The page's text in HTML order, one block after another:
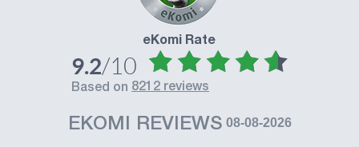
eKomi Rate
9.2/10
based on 8212 reviews
EKOMI REVIEWS 08-08-2026